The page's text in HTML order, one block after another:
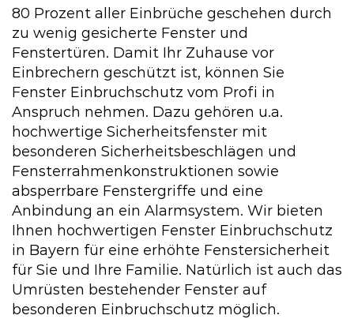
80 Prozent aller Einbrüche geschehen durch
zu wenig gesicherte Fenster und
Fenstertüren. Damit Ihr Zuhause vor
Einbrechern geschützt ist, können Sie
Fenster Einbruchschutz vom Profi in
Anspruch nehmen. Dazu gehören u.a.
hochwertige Sicherheitsfenster mit
besonderen Sicherheitsbeschlägen und
Fensterrahmenkonstruktionen sowie
absperrbare Fenstergriffe und eine
Anbindung an ein Alarmsystem. Wir bieten
Ihnen hochwertigen Fenster Einbruchschutz
in Bayern für eine erhöhte Fenstersicherheit
für Sie und Ihre Familie. Natürlich ist auch das
Umrüsten bestehender Fenster auf
besonderen Einbruchschutz möglich.